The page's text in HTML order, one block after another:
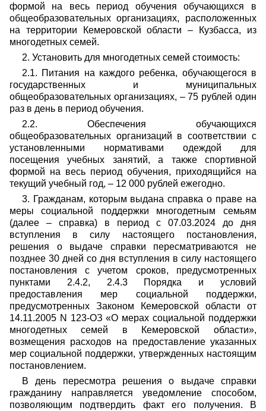
формой на весь период обучения обучающихся в
общеобразовательных организациях, расположенных
на территории Кемеровской области – Кузбасса, из
многодетных семей.
2. Установить для многодетных семей стоимость:
2.1. Питания на каждого ребенка, обучающегося в
государственных и муниципальных
общеобразовательных организациях, – 75 рублей один
раз в день в период обучения.
2.2. Обеспечения обучающихся
общеобразовательных организаций в соответствии с
установленными нормативами одеждой для
посещения учебных занятий, а также спортивной
формой на весь период обучения, приходящийся на
текущий учебный год, – 12 000 рублей ежегодно.
3. Гражданам, которым выдана справка о праве на
меры социальной поддержки многодетным семьям
(далее – справка) в период с 07.03.2024 до дня
вступления в силу настоящего постановления,
решения о выдаче справки пересматриваются не
позднее 30 дней со дня вступления в силу настоящего
постановления с учетом сроков, предусмотренных
пунктами 2.4.2, 2.4.3 Порядка и условий
предоставления мер социальной поддержки,
предусмотренных Законом Кемеровской области от
14.11.2005 N 123-ОЗ «О мерах социальной поддержки
многодетных семей в Кемеровской области»,
возмещения расходов на предоставление указанных
мер социальной поддержки, утвержденных настоящим
постановлением.
В день пересмотра решения о выдаче справки
гражданину направляется уведомление способом,
позволяющим подтвердить факт его получения. В